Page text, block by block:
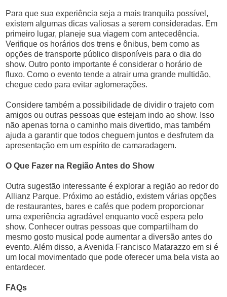
Para que sua experiência seja a mais tranquila possível,
existem algumas dicas valiosas a serem consideradas. Em
primeiro lugar, planeje sua viagem com antecedência.
Verifique os horários dos trens e ônibus, bem como as
opções de transporte público disponíveis para o dia do
show. Outro ponto importante é considerar o horário de
fluxo. Como o evento tende a atrair uma grande multidão,
chegue cedo para evitar aglomerações.
Considere também a possibilidade de dividir o trajeto com
amigos ou outras pessoas que estejam indo ao show. Isso
não apenas torna o caminho mais divertido, mas também
ajuda a garantir que todos cheguem juntos e desfrutem da
apresentação em um espírito de camaradagem.
O Que Fazer na Região Antes do Show
Outra sugestão interessante é explorar a região ao redor do
Allianz Parque. Próximo ao estádio, existem várias opções
de restaurantes, bares e cafés que podem proporcionar
uma experiência agradável enquanto você espera pelo
show. Conhecer outras pessoas que compartilham do
mesmo gosto musical pode aumentar a diversão antes do
evento. Além disso, a Avenida Francisco Matarazzo em si é
um local movimentado que pode oferecer uma bela vista ao
entardecer.
FAQs